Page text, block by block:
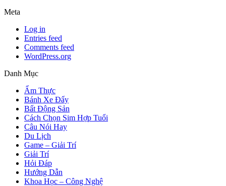
Meta
Log in
Entries feed
Comments feed
WordPress.org
Danh Mục
Ẩm Thực
Bánh Xe Đẩy
Bất Động Sản
Cách Chọn Sim Hợp Tuổi
Câu Nói Hay
Du Lịch
Game – Giải Trí
Giải Trí
Hỏi Đáp
Hướng Dẫn
Khoa Học – Công Nghệ